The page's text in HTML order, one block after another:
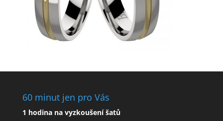
60 minut jen pro Vás
1 hodina na vyzkoušení šatů